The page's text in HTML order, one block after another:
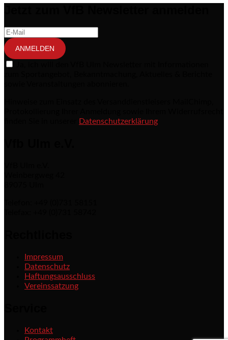
ANMELDEN
Datenschutzerklärung
Impressum
Datenschutz
Haftungsausschluss
Vereinssatzung
Kontakt